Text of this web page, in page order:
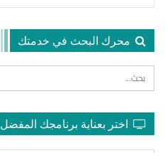
محرك البحث في خدمتك
اختر بعناية برنامجك المفضل